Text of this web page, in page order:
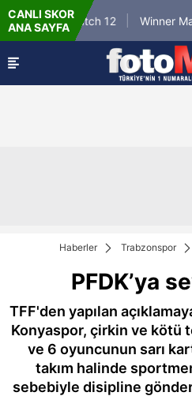
CANLI SKOR
ANA SAYFA
Winner Match 12 Winner
Haberler Trabzonspor
PFDK’ya
TFF'den yapılan
Konyaspor, çirkin ve kötü
ve 6 oyuncunun sarı
takım halinde
sebebiyle disipline